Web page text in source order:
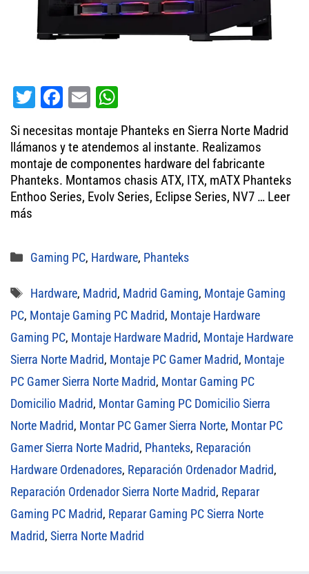
T
tt
er
Fa
bo
ok
E
ail
ha
ts
A
pp
Si necesitas montaje Phanteks en Sierra Norte Madrid
llámanos y te atendemos al instante. Realizamos
montaje de componentes hardware del fabricante
Phanteks. Montamos chasis ATX, ITX, mATX Phanteks
Enthoo Series, Evolv Series, Eclipse Series, NV7 … Leer
más
Categorías
Gaming PC, Hardware, Phanteks
Etiquetas
Hardware, Madrid, Madrid Gaming, Montaje Gaming
PC, Montaje Gaming PC Madrid, Montaje Hardware
Gaming PC, Montaje Hardware Madrid, Montaje Hardware
Sierra Norte Madrid, Montaje PC Gamer Madrid, Montaje
PC Gamer Sierra Norte Madrid, Montar Gaming PC
Domicilio Madrid, Montar Gaming PC Domicilio Sierra
Norte Madrid, Montar PC Gamer Sierra Norte, Montar PC
Gamer Sierra Norte Madrid, Phanteks, Reparación
Hardware Ordenadores, Reparación Ordenador Madrid,
Reparación Ordenador Sierra Norte Madrid, Reparar
Gaming PC Madrid, Reparar Gaming PC Sierra Norte
Madrid, Sierra Norte Madrid